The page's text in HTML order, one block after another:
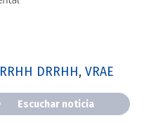
RRHH DRRHH, VRAE
Escuchar noticia